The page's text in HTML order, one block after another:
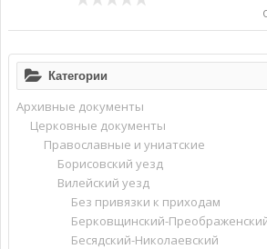
Категории
Архивные документы
Церковные документы
Православные и униатские
Борисовский уезд
Вилейский уезд
Без привязки к приходам
Берковщинский-
Бесядский-Николаевский